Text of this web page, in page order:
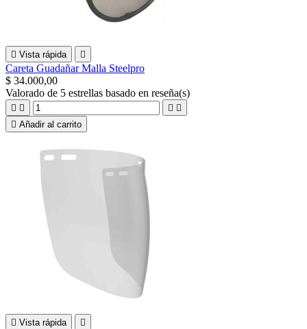
 Vista rápida 
Careta Guadañar Malla Steelpro
$ 34.000,00
Valorado de 5 estrellas basado en reseña(s)
   
 Añadir al carrito
 Vista rápida 